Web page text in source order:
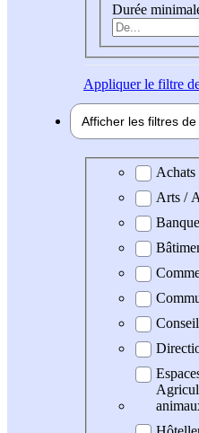
Durée
Appliquerle filtre
Afficher les filtres de
Domaine
Arts /